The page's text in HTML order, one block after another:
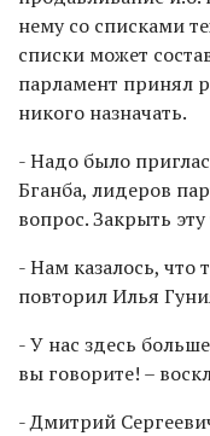
нему со списками
списки может
парламент принял
никого назначать.
- Надо было
Бганба, лидеров
вопрос. Закрыть
- Нам казалось, что
повторил Илья
- У нас здесь
вы говорите! –
- Дмитрий